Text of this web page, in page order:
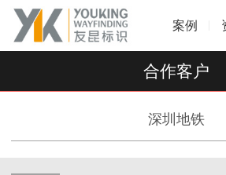
案例
合作客户
深圳地铁